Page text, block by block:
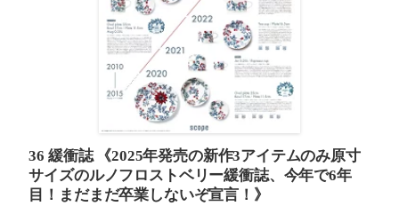
36 緩衝誌《2025年発売の新作3アイテムのみ原寸
サイズのルノフロストベリー緩衝誌、今年で6年
目！まだまだ卒業しないぞ宣言！》